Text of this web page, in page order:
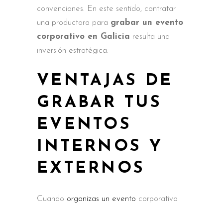
convenciones. En este sentido, contratar
una productora para grabar un evento
corporativo en Galicia resulta una
inversión estratégica.
VENTAJAS DE
GRABAR TUS
EVENTOS
INTERNOS Y
EXTERNOS
Cuando organizas un evento corporativo